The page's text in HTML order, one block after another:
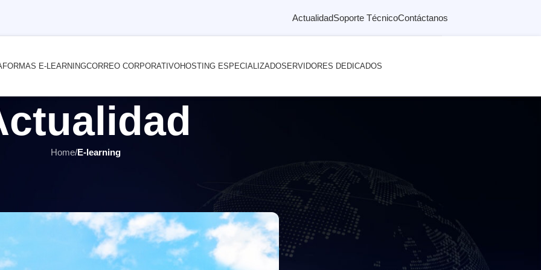
ActualidadSoporte TécnicoContáctanos
E-LEARNINGCORREO CORPORATIVOHOSTING ESPECIALIZADOSERVIDORES DEDICADOS
Home/E-learning
y microaprendizaje en el aprendizaje virtual
el 6 septiembre, 2021